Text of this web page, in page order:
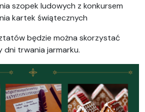
szopek ludowych z konkursem
kartek świątecznych
będzie można skorzystać
trwania jarmarku.